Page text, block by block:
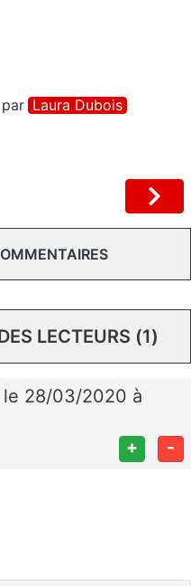
par Laura Dubois
LECTEURS (1)
le 28/03/2020 à
+ -